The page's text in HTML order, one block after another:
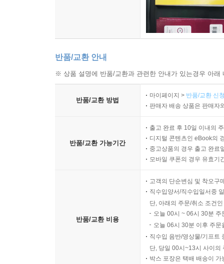
반품/교환 안내
※ 상품 설명에 반품/교환과 관련한 안내가 있는경우 아
반품/교환 방법
마이페이지 > 반품/교환 신
판매자 배송 상품은 판매자
반품/교환 가능기간
출고 완료 후 10일 이내의
디지털 콘텐츠인 eBook의
중고상품의 경우 출고 완료
모바일 쿠폰의 경우 유효기
반품/교환 비용
고객의 단순변심 및 착오구
직수입양서/직수입일서중
단, 아래의 주문/취소 조건
오늘 00시 ~ 06시 30분
오늘 06시 30분 이후 주
직수입 음반/영상물/기프트
단, 당일 00시~13시 사이의
박스 포장은 택배 배송이